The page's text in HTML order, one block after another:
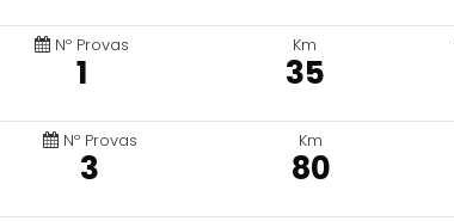
Nº Provas
1
Km
35
Nº Provas
3
Km
80